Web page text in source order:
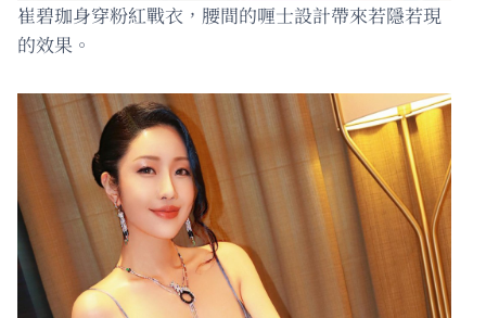
崔碧珈身穿粉紅戰衣，腰間的喱士設計帶來若隱若現
的效果。